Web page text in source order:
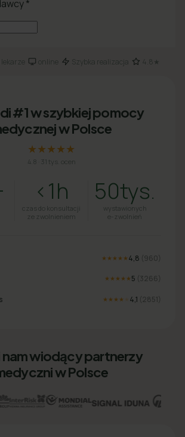
· online· Szybka realizacja 4.8★
#1 w szybkiej pomocy
w Polsce
★★★★★
4.8 31 tys. ocen
<1h
czas do konsultacji
ze zwolnieniem
50tys.
wystawionych
e-zwolnień
★★★★★ 4,8 (960
★★★★★ 5 (3266
★★★★ 4,1 (2851
nam wiodący partnerzy
w Polsce